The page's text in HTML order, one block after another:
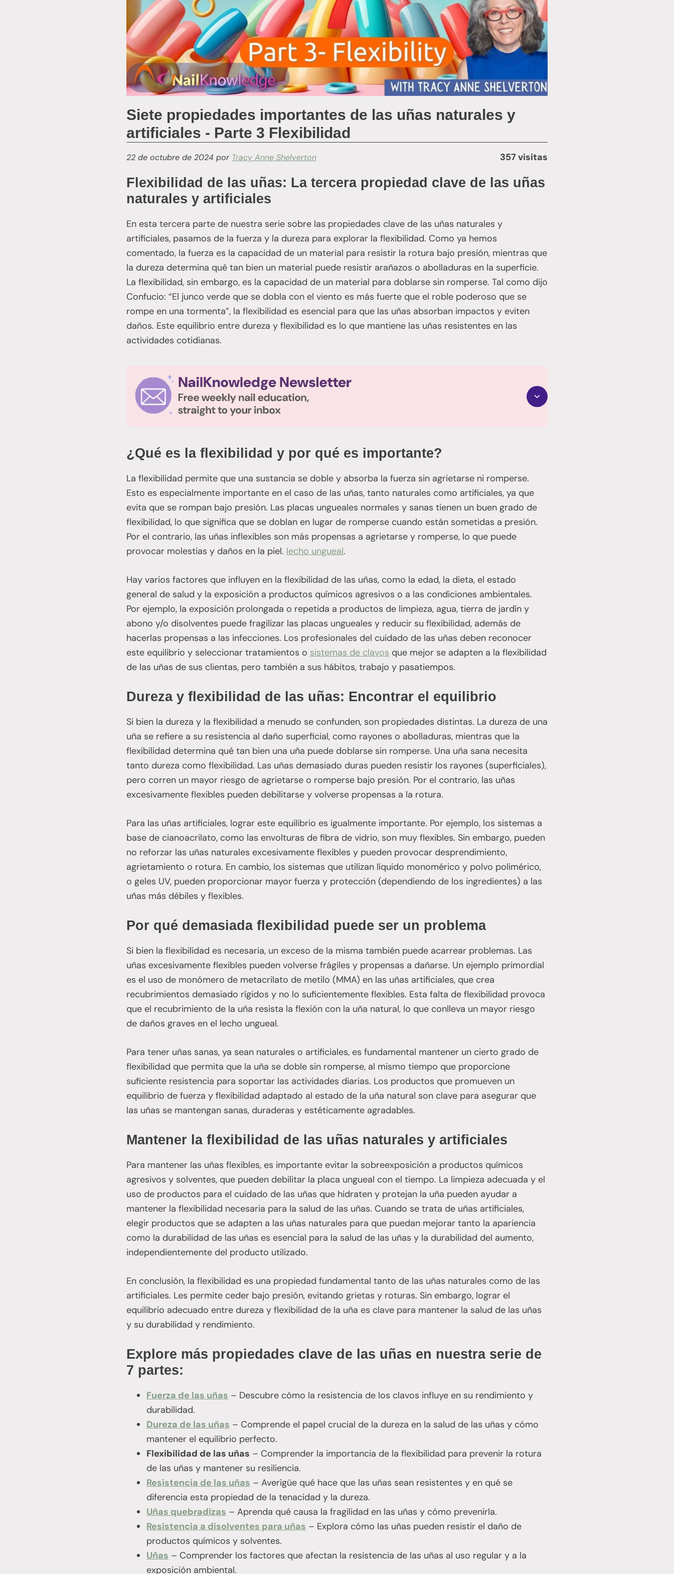
Siete propiedades importantes de las uñas naturales y
artificiales - Parte 3 Flexibilidad
22 de octubre de 2024 por Tracy Anne Shelverton 357 visitas
Flexibilidad de las uñas: La tercera propiedad clave de las uñas
naturales y artificiales
En esta tercera parte de nuestra serie sobre las propiedades clave de las uñas naturales y
artificiales, pasamos de la fuerza y la dureza para explorar la flexibilidad. Como ya hemos
comentado, la fuerza es la capacidad de un material para resistir la rotura bajo presión, mientras que
la dureza determina qué tan bien un material puede resistir arañazos o abolladuras en la superficie.
La flexibilidad, sin embargo, es la capacidad de un material para doblarse sin romperse. Tal como dijo
Confucio: “El junco verde que se dobla con el viento es más fuerte que el roble poderoso que se
rompe en una tormenta”, la flexibilidad es esencial para que las uñas absorban impactos y eviten
daños. Este equilibrio entre dureza y flexibilidad es lo que mantiene las uñas resistentes en las
actividades cotidianas.
¿Qué es la flexibilidad y por qué es importante?
La flexibilidad permite que una sustancia se doble y absorba la fuerza sin agrietarse ni romperse.
Esto es especialmente importante en el caso de las uñas, tanto naturales como artificiales, ya que
evita que se rompan bajo presión. Las placas ungueales normales y sanas tienen un buen grado de
flexibilidad, lo que significa que se doblan en lugar de romperse cuando están sometidas a presión.
Por el contrario, las uñas inflexibles son más propensas a agrietarse y romperse, lo que puede
provocar molestias y daños en la piel. lecho ungueal.
Hay varios factores que influyen en la flexibilidad de las uñas, como la edad, la dieta, el estado
general de salud y la exposición a productos químicos agresivos o a las condiciones ambientales.
Por ejemplo, la exposición prolongada o repetida a productos de limpieza, agua, tierra de jardín y
abono y/o disolventes puede fragilizar las placas ungueales y reducir su flexibilidad, además de
hacerlas propensas a las infecciones. Los profesionales del cuidado de las uñas deben reconocer
este equilibrio y seleccionar tratamientos o sistemas de clavos que mejor se adapten a la flexibilidad
de las uñas de sus clientas, pero también a sus hábitos, trabajo y pasatiempos.
Dureza y flexibilidad de las uñas: Encontrar el equilibrio
Si bien la dureza y la flexibilidad a menudo se confunden, son propiedades distintas. La dureza de una
uña se refiere a su resistencia al daño superficial, como rayones o abolladuras, mientras que la
flexibilidad determina qué tan bien una uña puede doblarse sin romperse. Una uña sana necesita
tanto dureza como flexibilidad. Las uñas demasiado duras pueden resistir los rayones (superficiales),
pero corren un mayor riesgo de agrietarse o romperse bajo presión. Por el contrario, las uñas
excesivamente flexibles pueden debilitarse y volverse propensas a la rotura.
Para las uñas artificiales, lograr este equilibrio es igualmente importante. Por ejemplo, los sistemas a
base de cianoacrilato, como las envolturas de fibra de vidrio, son muy flexibles. Sin embargo, pueden
no reforzar las uñas naturales excesivamente flexibles y pueden provocar desprendimiento,
agrietamiento o rotura. En cambio, los sistemas que utilizan líquido monomérico y polvo polimérico,
o geles UV, pueden proporcionar mayor fuerza y protección (dependiendo de los ingredientes) a las
uñas más débiles y flexibles.
Por qué demasiada flexibilidad puede ser un problema
Si bien la flexibilidad es necesaria, un exceso de la misma también puede acarrear problemas. Las
uñas excesivamente flexibles pueden volverse frágiles y propensas a dañarse. Un ejemplo primordial
es el uso de monómero de metacrilato de metilo (MMA) en las uñas artificiales, que crea
recubrimientos demasiado rígidos y no lo suficientemente flexibles. Esta falta de flexibilidad provoca
que el recubrimiento de la uña resista la flexión con la uña natural, lo que conlleva un mayor riesgo
de daños graves en el lecho ungueal.
Para tener uñas sanas, ya sean naturales o artificiales, es fundamental mantener un cierto grado de
flexibilidad que permita que la uña se doble sin romperse, al mismo tiempo que proporcione
suficiente resistencia para soportar las actividades diarias. Los productos que promueven un
equilibrio de fuerza y flexibilidad adaptado al estado de la uña natural son clave para asegurar que
las uñas se mantengan sanas, duraderas y estéticamente agradables.
Mantener la flexibilidad de las uñas naturales y artificiales
Para mantener las uñas flexibles, es importante evitar la sobreexposición a productos químicos
agresivos y solventes, que pueden debilitar la placa ungueal con el tiempo. La limpieza adecuada y el
uso de productos para el cuidado de las uñas que hidraten y protejan la uña pueden ayudar a
mantener la flexibilidad necesaria para la salud de las uñas. Cuando se trata de uñas artificiales,
elegir productos que se adapten a las uñas naturales para que puedan mejorar tanto la apariencia
como la durabilidad de las uñas es esencial para la salud de las uñas y la durabilidad del aumento,
independientemente del producto utilizado.
En conclusión, la flexibilidad es una propiedad fundamental tanto de las uñas naturales como de las
artificiales. Les permite ceder bajo presión, evitando grietas y roturas. Sin embargo, lograr el
equilibrio adecuado entre dureza y flexibilidad de la uña es clave para mantener la salud de las uñas
y su durabilidad y rendimiento.
Explore más propiedades clave de las uñas en nuestra serie de
7 partes:
Fuerza de las uñas – Descubre cómo la resistencia de los clavos influye en su rendimiento y
durabilidad.
Dureza de las uñas – Comprende el papel crucial de la dureza en la salud de las uñas y cómo
mantener el equilibrio perfecto.
Flexibilidad de las uñas – Comprender la importancia de la flexibilidad para prevenir la rotura
de las uñas y mantener su resiliencia.
Resistencia de las uñas – Averigüe qué hace que las uñas sean resistentes y en qué se
diferencia esta propiedad de la tenacidad y la dureza.
Uñas quebradizas – Aprenda qué causa la fragilidad en las uñas y cómo prevenirla.
Resistencia a disolventes para uñas – Explora cómo las uñas pueden resistir el daño de
productos químicos y solventes.
Uñas – Comprender los factores que afectan la resistencia de las uñas al uso regular y a la
exposición ambiental.